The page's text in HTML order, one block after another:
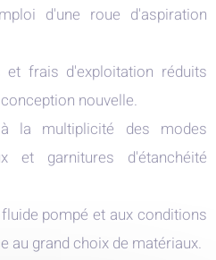
d'une roue d'aspiration
et frais d'exploitation réduits
nouvelle.
la multiplicité des modes
et garnitures d'étanchéité
pompé et aux conditions
au grand choix de matériaux.